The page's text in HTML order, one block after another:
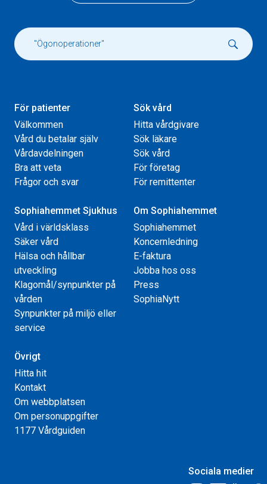
För patienter
Välkommen
Vård du betalar själv
Vårdavdelningen
Bra att veta
Frågor och svar
Sök vård
Hitta vårdgivare
Sök läkare
Sök vård
För företag
För remittenter
Sophiahemmet Sjukhus
Vård i världsklass
Säker vård
Hälsa och hållbar
utveckling
Klagomål/synpunkter på
vården
Synpunkter på miljö eller
service
Om Sophiahemmet
Sophiahemmet
Koncernledning
E-faktura
Jobba hos oss
Press
SophiaNytt
Övrigt
Hitta hit
Kontakt
Om webbplatsen
Om personuppgifter
1177 Vårdguiden
Sociala medier